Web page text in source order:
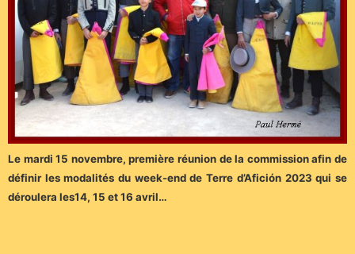
Le mardi 15 novembre, première réunion de la commission afin de
définir les modalités du week-end de Terre d’Afición 2023 qui se
déroulera les14, 15 et 16 avril…